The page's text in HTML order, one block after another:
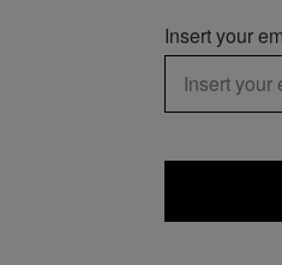
Insert your